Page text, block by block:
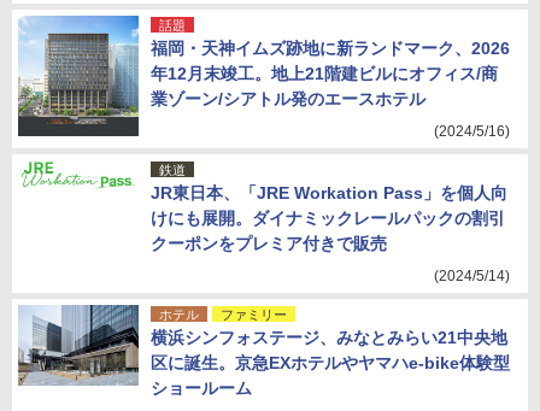
話題
福岡・天神イムズ跡地に新ランドマーク、2026
年12月末竣工。地上21階建ビルにオフィス/商
業ゾーン/シアトル発のエースホテル
(2024/5/16)
鉄道
JR東日本、「JRE Workation Pass」を個人向
けにも展開。ダイナミックレールパックの割引
クーポンをプレミア付きで販売
(2024/5/14)
ホテル ファミリー
横浜シンフォステージ、みなとみらい21中央地
区に誕生。京急EXホテルやヤマハe-bike体験型
ショールーム